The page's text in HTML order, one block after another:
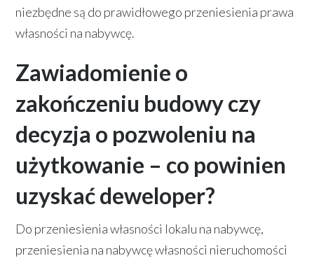
niezbędne są do prawidłowego przeniesienia prawa
własności na nabywcę.
Zawiadomienie o
zakończeniu budowy czy
decyzja o pozwoleniu na
użytkowanie – co powinien
uzyskać deweloper?
Do przeniesienia własności lokalu na nabywcę,
przeniesienia na nabywcę własności nieruchomości